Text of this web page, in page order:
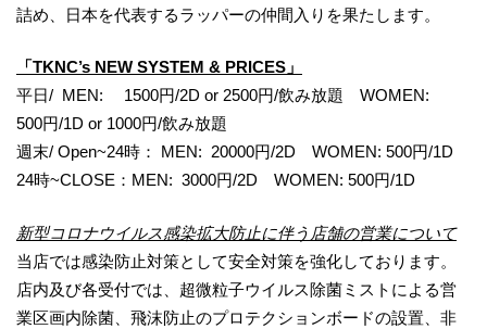
詰め、日本を代表するラッパーの仲間入りを果たします。
「TKNC’s NEW SYSTEM & PRICES」
平日/ MEN: 1500円/2D or 2500円/飲み放題 WOMEN:
500円/1D or 1000円/飲み放題
週末/ Open~24時： MEN: 20000円/2D WOMEN: 500円/1D
24時~CLOSE：MEN: 3000円/2D WOMEN: 500円/1D
新型コロナウイルス感染拡大防止に伴う店舗の営業について
当店では感染防止対策として安全対策を強化しております。
店内及び各受付では、超微粒子ウイルス除菌ミストによる営
業区画内除菌、飛沫防止のプロテクションボードの設置、非